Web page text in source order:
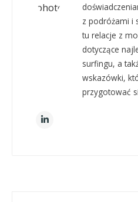
z podróżami i
tu relacje z
dotyczące
surfingu, a
wskazówki,
przygotować